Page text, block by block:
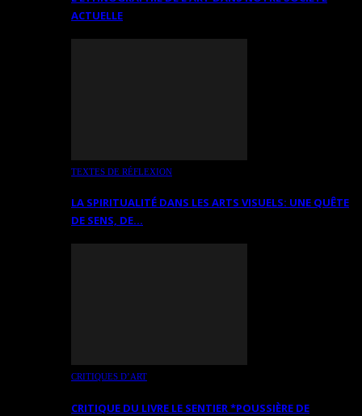
ACTUELLE
TEXTES DE RÉFLEXION
LA SPIRITUALITÉ DANS LES ARTS VISUELS: UNE QUÊTE
DE SENS, DE…
CRITIQUES D’ART
CRITIQUE DU LIVRE LE SENTIER *POUSSIÈRE DE